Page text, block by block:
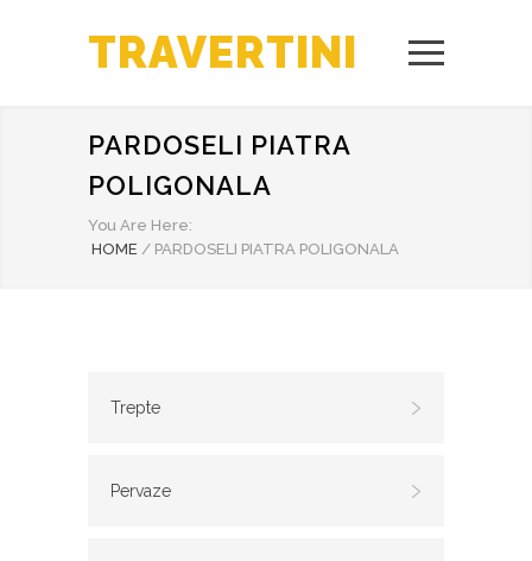
TRAVERTINI
PARDOSELI PIATRA
POLIGONALA
You Are Here:
HOME / PARDOSELI PIATRA POLIGONALA
Trepte
Pervaze